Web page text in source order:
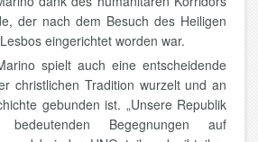
der nach dem Besuch des Heiligen
eingerichtet worden war.
spielt auch eine entscheidende
christlichen Tradition wurzelt und an
gebunden ist. „Unsere Republik
Begegnungen auf